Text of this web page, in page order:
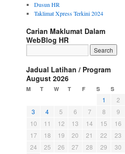
Dusun HR
Taklimat Xpress Terkini 2024
Carian Maklumat Dalam
WebBlog HR
Jadual Latihan / Program
August 2026
M T W T F S S
1
2
3
4 5 6 7 8
9
10
11 12 13 14 15
16
17
18 19 20 21 22
23
24
25 26 27 28 29
30